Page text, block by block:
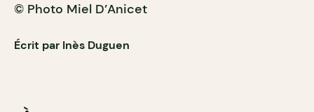
© Photo Miel D’Anicet
Écrit par Inès Duguen